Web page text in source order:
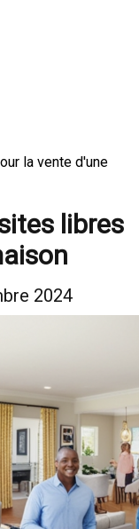
la vente d'une
libres
2024